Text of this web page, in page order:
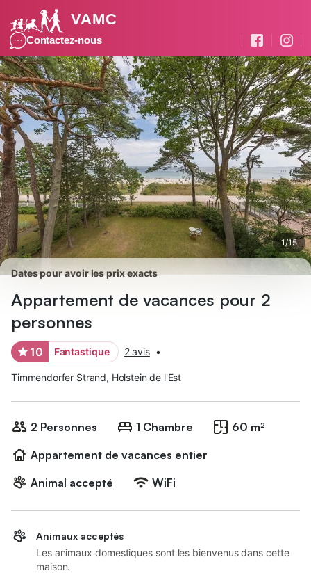
VAMC
Contactez-nous
1/15
PhotosÉquipementsAvis des voyageurs
Dates pour avoir les prix exacts
Appartement de vacances pour 2
personnes
10 Fantastique 2 avis •
Timmendorfer Strand, Holstein de l'Est
2 Personnes 1 Chambre
60 m²
Appartement de vacances entier
Animal accepté
WiFi
Animaux acceptés
Les animaux domestiques sont les bienvenus dans cette
maison.